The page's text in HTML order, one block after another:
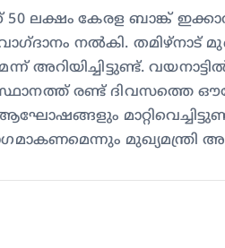
ലക്ഷം കേരള ബാങ്ക്
നൽകി. തമിഴ്‌നാട്
അറിയിച്ചിട്ടുണ്ട്.
രണ്ട് ദിവസത്തെ
മുഖ്യമന്ത്രി